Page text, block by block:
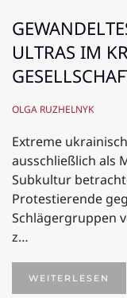
ULTRAS IM
OLGA RUZHELNYK
Extreme
ausschließlich als
Subkultur
Protestierende
Schlägergruppen
z…
WEITERLESEN